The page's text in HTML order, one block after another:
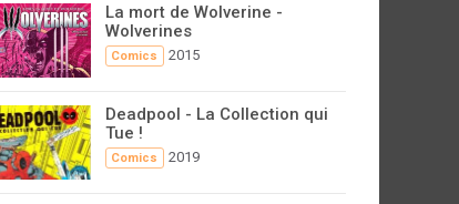
La mort de Wolverine -
Wolverines
Comics 2015
Deadpool - La Collection qui
Tue !
Comics 2019